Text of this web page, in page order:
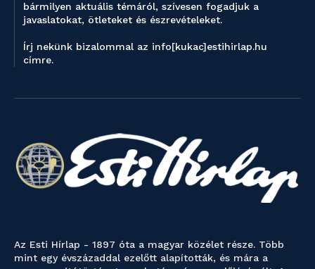
bármilyen aktuális témáról, szívesen fogadjuk a
javaslatokat, ötleteket és észrevételeket.
Írj nekünk bizalommal az info[kukac]estihirlap.hu
címre.
Az Esti Hírlap - 1897 óta a magyar közélet része. Több
mint egy évszázaddal ezelőtt alapították, és mára a